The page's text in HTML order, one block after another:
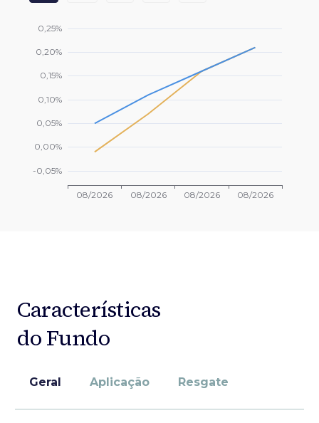
Características
do Fundo
Geral Aplicação Resgate